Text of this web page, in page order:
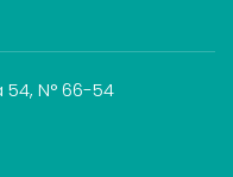
N° 66-54